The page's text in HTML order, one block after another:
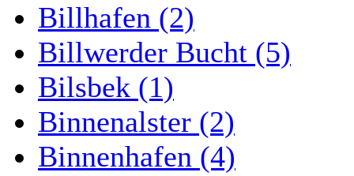
Billhafen (2)
Billwerder Bucht (5)
Bilsbek (1)
Binnenalster (2)
Binnenhafen (4)